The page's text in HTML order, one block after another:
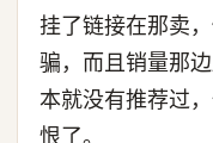
挂了链接在那卖
骗，而且销量那
本就没有推荐过
恨了。